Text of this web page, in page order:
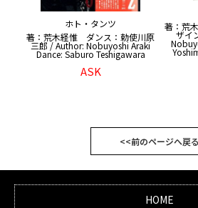
ホト・タンツ
著：荒木経惟 ダンス：勅使川原
三郎 / Author: Nobuyoshi Araki
Dance: Saburo Teshigawara
ASK
著：荒
ザイ
<<前のページへ戻る
HOME